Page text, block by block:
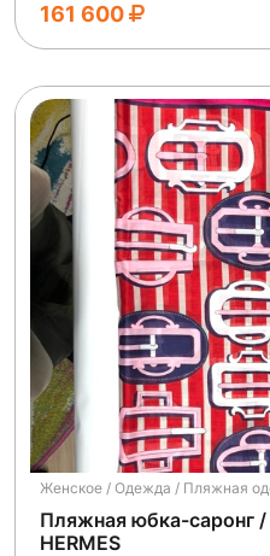
161 600
Женское / Одежда / Пляжная
Пляжная юбка-саронг
HERMES